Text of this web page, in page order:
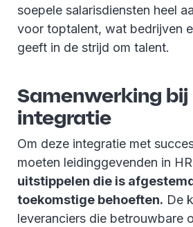
soepele salarisdiensten heel
voor toptalent, wat bedrijven
geeft in de strijd om talent.
Samenwerking
integratie
Om deze integratie met
moeten leidinggevenden in
uitstippelen die is
toekomstige behoeften. De
leveranciers die betrouwbare